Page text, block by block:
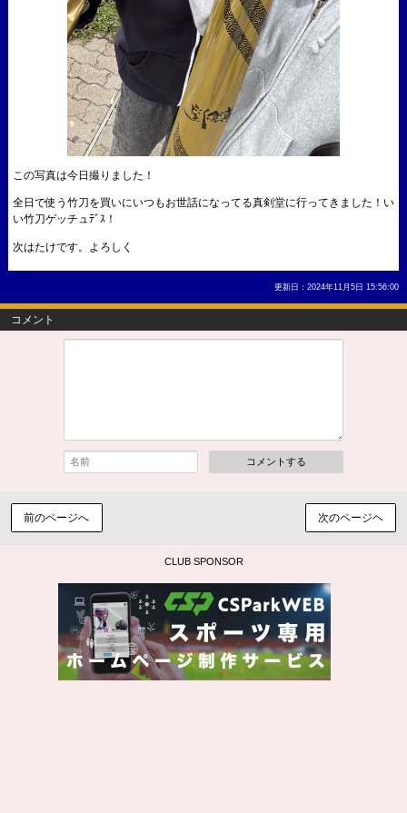
この写真は今日撮りました！
全日で使う竹刀を買いにいつもお世話になってる真剣堂に行ってきました！い
い竹刀ゲッチュﾃﾞｽ！
次はたけです。よろしく
更新日：2024年11月5日 15:56:00
コメント
コメントする
前のページへ 次のページヘ
CLUB SPONSOR